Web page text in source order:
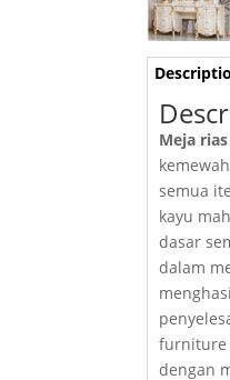
Meja
semua
kayu
dasar
dalam
furniture
dengan